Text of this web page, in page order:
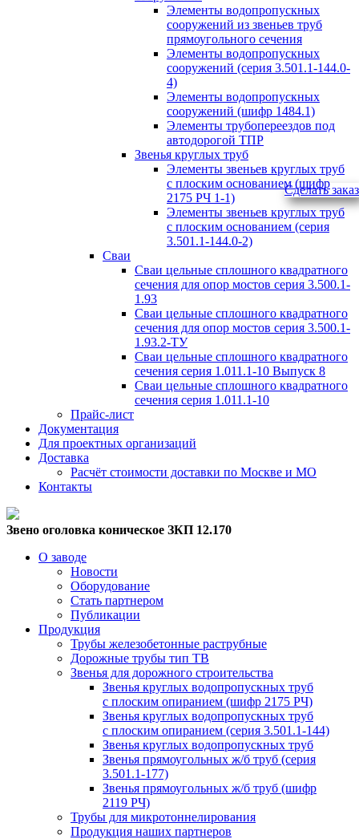
Элементы водопропускных
сооружений из звеньев труб
прямоугольного сечения
Элементы водопропускных
сооружений (серия 3.501.1-144.0-
4)
Элементы водопропускных
сооружений (шифр 1484.1)
Элементы трубопереездов под
автодорогой ТПР
Звенья круглых труб
Элементы звеньев круглых труб
с плоским основанием (шифр
2175 РЧ 1-1)
Элементы звеньев круглых труб
с плоским основанием (серия
3.501.1-144.0-2)
Сваи
Сваи цельные сплошного квадратного
сечения для опор мостов серия 3.500.1-
1.93
Сваи цельные сплошного квадратного
сечения для опор мостов серия 3.500.1-
1.93.2-ТУ
Сваи цельные сплошного квадратного
сечения серия 1.011.1-10 Выпуск 8
Сваи цельные сплошного квадратного
сечения серия 1.011.1-10
Прайс-лист
Документация
Для проектных организаций
Доставка
Расчёт стоимости доставки по Москве и МО
Контакты
Звено оголовка коническое ЗКП 12.170
О заводе
Новости
Оборудование
Стать партнером
Публикации
Продукция
Трубы железобетонные раструбные
Дорожные трубы тип ТВ
Звенья для дорожного строительства
Звенья круглых водопропускных труб
с плоским опиранием (шифр 2175 РЧ)
Звенья круглых водопропускных труб
с плоским опиранием (серия 3.501.1-144)
Звенья круглых водопропускных труб
Звенья прямоугольных ж/б труб (cерия
3.501.1-177)
Звенья прямоугольных ж/б труб (шифр
2119 РЧ)
Трубы для микротоннелирования
Продукция наших партнеров
Сделать заказ